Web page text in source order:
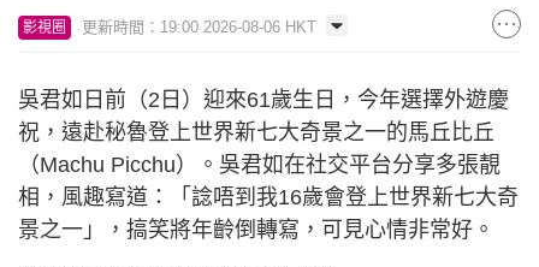
影視圈 更新時間：19:00 2026-08-06 HKT
吳君如日前（2日）迎來61歲生日，今年選擇外遊慶
祝，遠赴秘魯登上世界新七大奇景之一的馬丘比丘
（Machu Picchu）。吳君如在社交平台分享多張靚
相，風趣寫道：「諗唔到我16歲會登上世界新七大奇
景之一」，搞笑將年齡倒轉寫，可見心情非常好。